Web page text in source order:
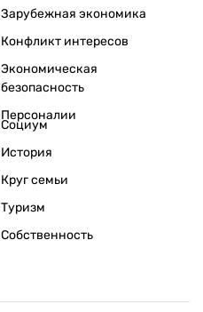
Зарубежная экономика
Конфликт интересов
Экономическая
безопасность
Персоналии
Социум
История
Круг семьи
Туризм
Собственность